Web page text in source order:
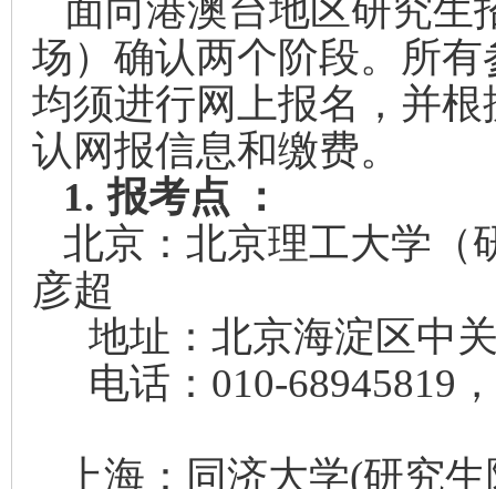
面向港澳台地区研究生
场）确认两个阶段。所
均须进行网上报名，并
认网报信息和缴费。
1. 报考点 ：
北京：北京理工大
彦超
地址：北京海淀区中
电话：010-68945819
上海：同济大学(研